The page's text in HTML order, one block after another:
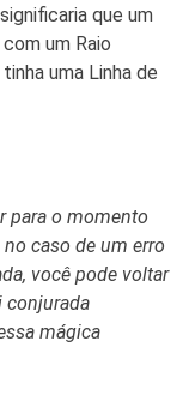
que um
um Raio
uma Linha de
para o momento
caso de um erro
você pode voltar
conjurada
mágica